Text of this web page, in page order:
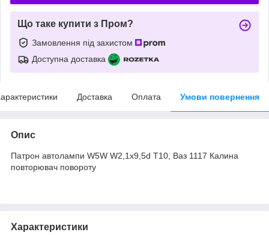
Що таке купити з Пром?
Замовлення під захистом
Доступна доставка
Доставка Оплата Умови повернення
Опис
Патрон автолампи W5W W2,1x9,5d T10, Ваз 1117 Калина
повторювач повороту
Характеристики